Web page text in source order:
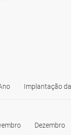
Implantação
Dezembro